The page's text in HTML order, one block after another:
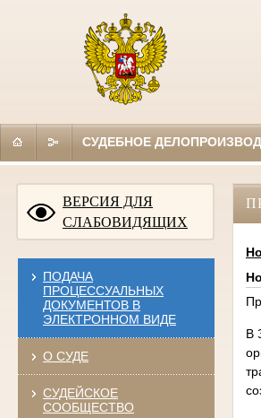
СУДЕБНОЕ
ВЕРСИЯ ДЛЯ
СЛАБОВИДЯЩИХ
ПОДАЧА
ПРОЦЕССУАЛЬНЫХ
ДОКУМЕНТОВ В
ЭЛЕКТРОННОМ ВИДЕ
О СУДЕ
СУДЕЙСКОЕ
СООБЩЕСТВО
В